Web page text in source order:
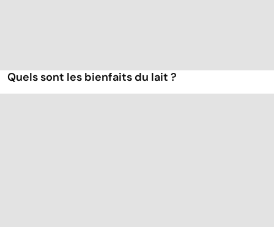
Quels sont les bienfaits du lait ?